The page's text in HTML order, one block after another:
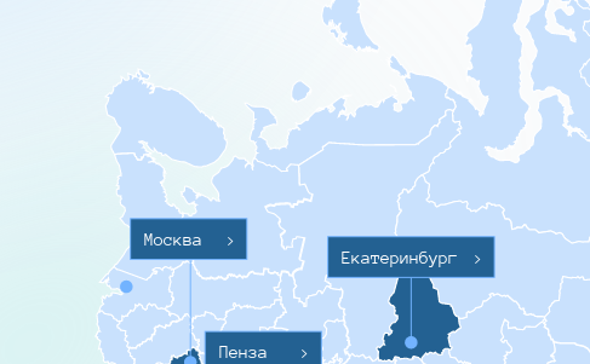
Москва >
Пенза >
Екатеринбург >